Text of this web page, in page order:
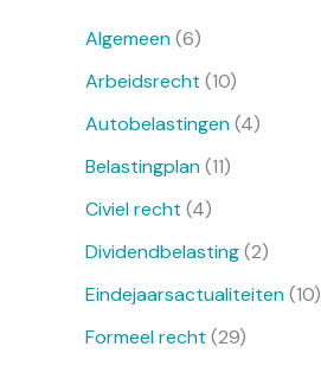
Algemeen(6)
Arbeidsrecht (10)
Autobelastingen(4)
Belastingplan(11)
Civiel recht (4)
Dividendbelasting(2)
Eindejaarsactualiteiten(10)
Formeel recht (29)